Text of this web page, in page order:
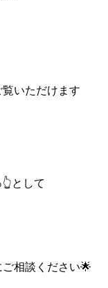
いただけます
として
相談ください🌟